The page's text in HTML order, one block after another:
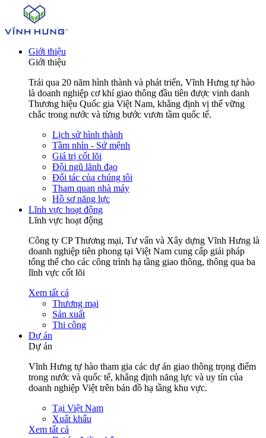
Giới thiệu
Giới thiệu
Trải qua 20 năm hình thành và phát triển, Vĩnh Hưng tự hào
là doanh nghiệp cơ khí giao thông đầu tiên được vinh danh
Thương hiệu Quốc gia Việt Nam, khẳng định vị thế vững
chắc trong nước và từng bước vươn tầm quốc tế.
Lịch sử hình thành
Tầm nhìn - Sứ mệnh
Giá trị cốt lõi
Đội ngũ lãnh đạo
Đối tác của chúng tôi
Tham quan nhà máy
Hồ sơ năng lực
Lĩnh vực hoạt động
Lĩnh vực hoạt động
Công ty CP Thương mại, Tư vấn và Xây dựng Vĩnh Hưng là
doanh nghiệp tiên phong tại Việt Nam cung cấp giải pháp
tổng thể cho các công trình hạ tầng giao thông, thông qua ba
lĩnh vực cốt lõi
Xem tất cả
Thương mại
Sản xuất
Thi công
Dự án
Dự án
Vĩnh Hưng tự hào tham gia các dự án giao thông trọng điểm
trong nước và quốc tế, khẳng định năng lực và uy tín của
doanh nghiệp Việt trên bản đồ hạ tầng khu vực.
Tại Việt Nam
Xuất khẩu
Xem tất cả